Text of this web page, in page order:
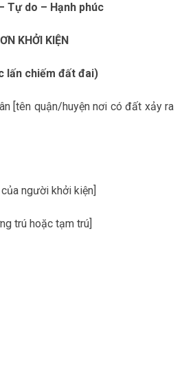
Tự do – Hạnh phúc
KHỞI KIỆN
lấn chiếm đất đai)
[tên quận/huyện nơi có đất xảy ra
người khởi kiện]
trú hoặc tạm trú]